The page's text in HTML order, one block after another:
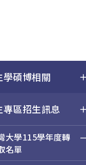
學碩博相關
專區招生訊息
大學115學年度轉
名單